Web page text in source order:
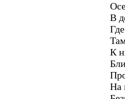
В
К
На